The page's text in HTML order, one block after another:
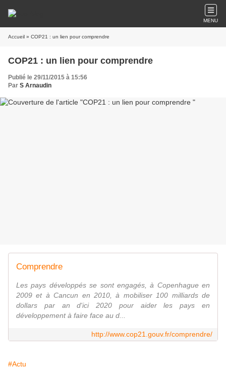
MENU
Accueil » COP21 : un lien pour comprendre
COP21 : un lien pour comprendre
Publié le 29/11/2015 à 15:56
Par S Arnaudin
Comprendre
Les pays développés se sont engagés, à Copenhague en
2009 et à Cancun en 2010, à mobiliser 100 milliards de
dollars par an d'ici 2020 pour aider les pays en
développement à faire face au d...
http://www.cop21.gouv.fr/comprendre/
#Actu